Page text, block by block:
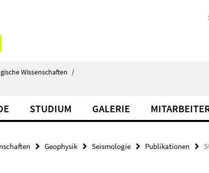
Wissenschaften /
STUDIUM GALERIE
Geophysik Seismologie Publikationen